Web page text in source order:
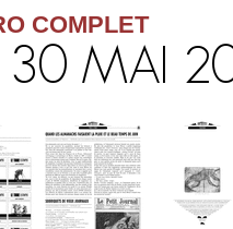
COMPLET